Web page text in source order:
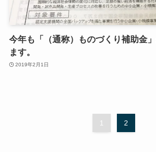
今年も「（通称）ものづくり補助金
ます。
2019年2月1日
1 2